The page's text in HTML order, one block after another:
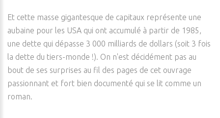
Et cette masse gigantesque de capitaux représente une
aubaine pour les USA qui ont accumulé à partir de 1985,
une dette qui dépasse 3 000 milliards de dollars (soit 3 fois
la dette du tiers-monde !). On n'est décidément pas au
bout de ses surprises au fil des pages de cet ouvrage
passionnant et fort bien documenté qui se lit comme un
roman.